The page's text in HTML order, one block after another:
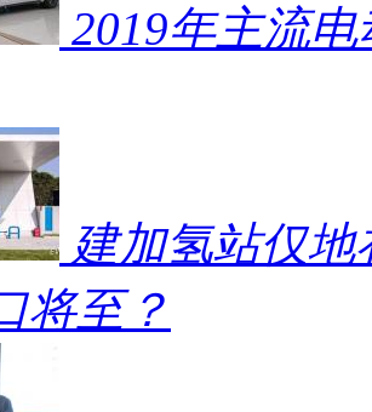
2019年主流
建加氢站仅地
将至？